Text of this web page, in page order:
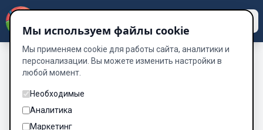
Мы используем файлы cookie
Мы применяем cookie для работы сайта, аналитики и
персонализации. Вы можете изменить настройки в
любой момент.
Необходимые
Аналитика
Маркетинг